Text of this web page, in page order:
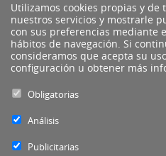
*descuento no acumulable a otras
Utilizamos cookies propias y de
nuestros servicios y mostrarle
con sus preferencias mediante
hábitos de navegación. Si
consideramos que acepta su
configuración u obtener más
Obligatorias
Análisis
Publicitarias